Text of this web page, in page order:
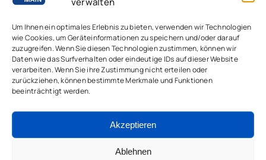
Um Ihnen ein optimales Erlebnis zu bieten, verwenden wir Technologien
wie Cookies, um Geräteinformationen zu speichern und/oder darauf
zuzugreifen. Wenn Sie diesen Technologien zustimmen, können wir
Daten wie das Surfverhalten oder eindeutige IDs auf dieser Website
verarbeiten. Wenn Sie ihre Zustimmung nicht erteilen oder
zurückziehen, können bestimmte Merkmale und Funktionen
beeinträchtigt werden.
Akzeptieren
Ablehnen
|Datenschutzbestimmungen